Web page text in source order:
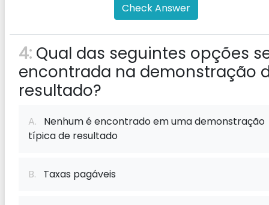
Check Answer
4: Qual das seguintes opções
encontrada na demonstração
resultado?
A. Nenhum é encontrado em uma demonstração
típica de resultado
B. Taxas pagáveis